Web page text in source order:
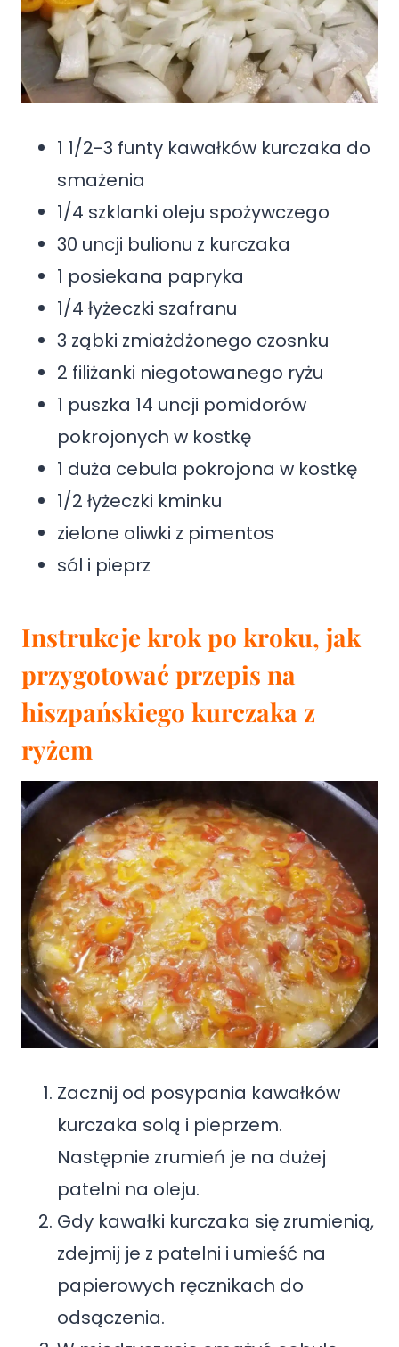
1 1/2-3 funty kawałków kurczaka do
smażenia
1/4 szklanki oleju spożywczego
30 uncji bulionu z kurczaka
1 posiekana papryka
1/4 łyżeczki szafranu
3 ząbki zmiażdżonego czosnku
2 filiżanki niegotowanego ryżu
1 puszka 14 uncji pomidorów
pokrojonych w kostkę
1 duża cebula pokrojona w kostkę
1/2 łyżeczki kminku
zielone oliwki z pimentos
sól i pieprz
Instrukcje krok po kroku, jak
przygotować przepis na
hiszpańskiego kurczaka z
ryżem
Zacznij od posypania kawałków
kurczaka solą i pieprzem.
Następnie zrumień je na dużej
patelni na oleju.
Gdy kawałki kurczaka się zrumienią,
zdejmij je z patelni i umieść na
papierowych ręcznikach do
odsączenia.